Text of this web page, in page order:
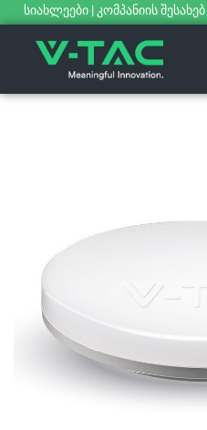
სიახლეები | კომპანიის შესახებ